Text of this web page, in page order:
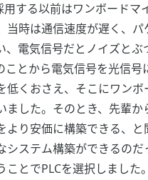
用する以前はワンボードマ
当時は通信速度が遅く、
、電気信号だとノイズとぶ
ことから電気信号を光信号
低くおさえ、そこにワンボ
ました。そのとき、先輩か
より安価に構築できる、
システム構築ができるのだ
ことでPLCを選択しました